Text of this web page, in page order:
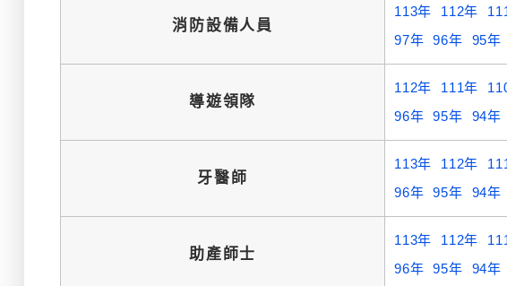
消防設備人員
113年 112年
97年
96年 95年
導遊領隊
112年 111年
96年
95年 94年
牙醫師
113年 112年
96年
95年 94年
助產師士
113年 112年
96年
95年 94年